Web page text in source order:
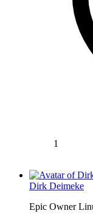
1
Dirk Deimeke
Epic Owner